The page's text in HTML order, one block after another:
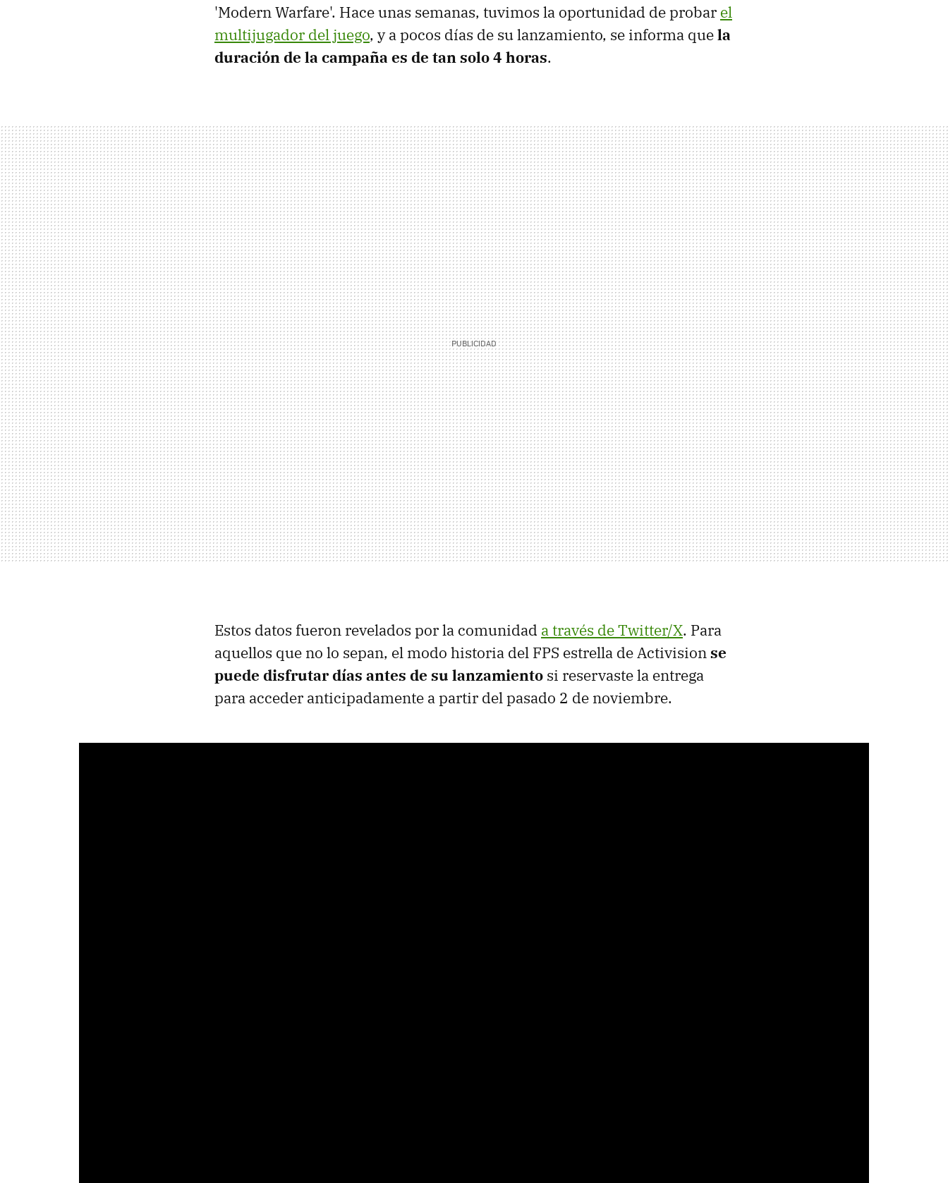
'Modern Warfare'. Hace unas semanas, tuvimos la oportunidad de probar el
multijugador del juego, y a pocos días de su lanzamiento, se informa quela
duración de la campaña es de tan solo 4 horas.
Estos datos fueron revelados por la comunidad a través de Twitter/X. Para
aquellos que no lo sepan, el modo historia del FPS estrella de Activisionse
puede disfrutar días antes de su lanzamiento si reservaste la entrega
para acceder anticipadamente a partir del pasado 2 de noviembre.